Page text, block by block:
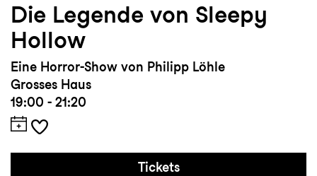
Die Legende von Sleepy
Hollow
Eine Horror-Show von Philipp Löhle
Grosses Haus
19:00 - 21:20
Tickets